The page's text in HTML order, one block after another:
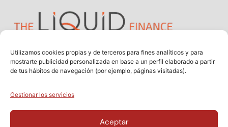
Utilizamos cookies propias y de terceros para fines analíticos y para
mostrarte publicidad personalizada en base a un perfil elaborado a partir
de tus hábitos de navegación (por ejemplo, páginas visitadas).
Gestionar los servicios
Aceptar